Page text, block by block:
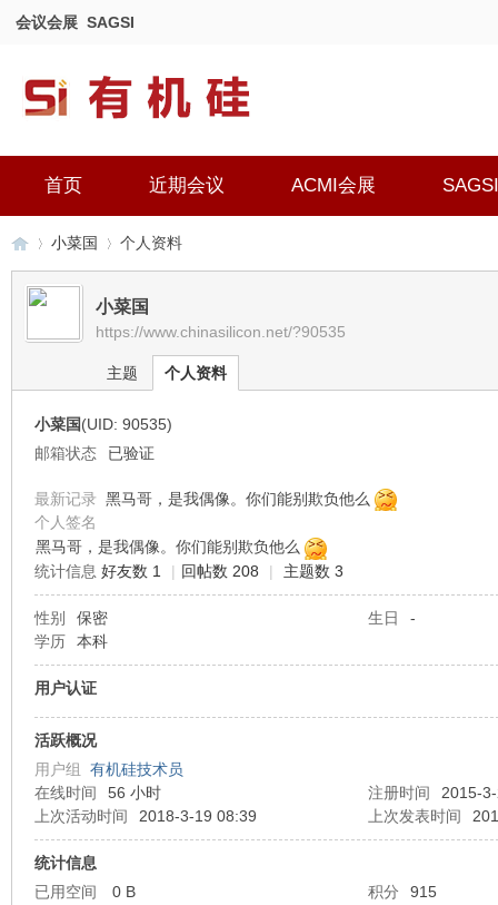
会议会展 SAGSI
首页 近期会议 ACMI会展 SAGSI
有›
小菜国
›
个人资料
小菜国
https://www.chinasilicon.net/?90535
主题 个人资料
小菜国(UID: 90535)
邮箱状态
已验证
最新记录 黑马哥，是我偶像。你们能别欺负他么
个人签名
黑马哥，是我偶像。你们能别欺负他么
统计信息 好友数 1 | 回帖数 208 | 主题数 3
性别 保密 生日
-
学历
本科
用户认证
活跃概况
用户组 有机硅技术员
在线时间
56 小时 注册时间
2015-
上次活动时间
2018-3-19 08:39 上次发表时间
统计信息
已用空间
0 B 积分
915